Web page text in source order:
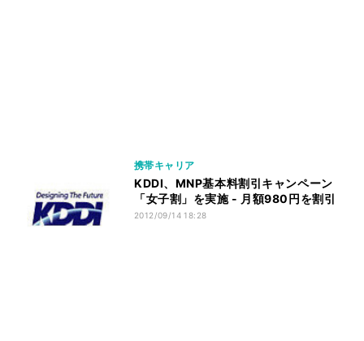
携帯キャリア
KDDI、MNP基本料割引キャンペーン
「女子割」を実施 - 月額980円を割引
2012/09/14 18:28